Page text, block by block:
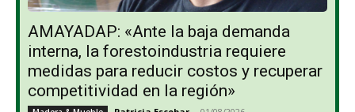
AMAYADAP: «Ante la baja demanda
interna, la forestoindustria requiere
medidas para reducir costos y recuperar
competitividad en la región»